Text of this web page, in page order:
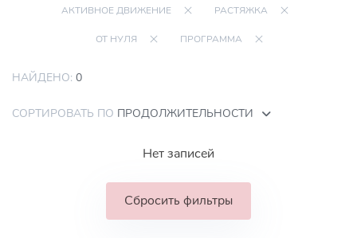
АКТИВНОЕ ДВИЖЕНИЕ РАСТЯЖКА
ОТ НУЛЯ ПРОГРАММА
НАЙДЕНО: 0
СОРТИРОВАТЬ ПО ПРОДОЛЖИТЕЛЬНОСТИ
Нет записей
Сбросить фильтры